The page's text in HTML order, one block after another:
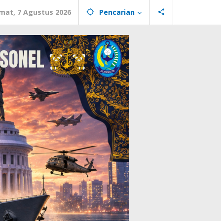
7 Agustus 2026 Pencarian